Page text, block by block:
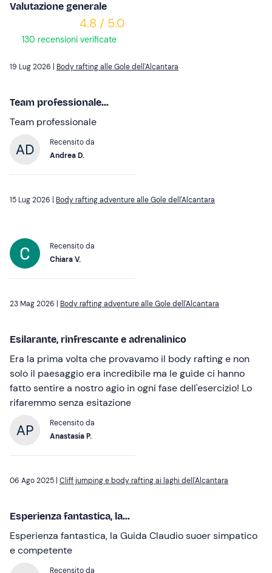
Valutazione generale
4.8 / 5.0
130 recensioni verificate
19 Lug 2026 | Body rafting alle Gole dell'Alcantara
Team professionale...
Team professionale
Recensito da
Andrea D.
15 Lug 2026 | Body rafting adventure alle Gole dell'Alcantara
Recensito da
Chiara V.
23 Mag 2026 | Body rafting adventure alle Gole dell'Alcantara
Esilarante, rinfrescante e adrenalinico
Era la prima volta che provavamo il body rafting e non
solo il paesaggio era incredibile ma le guide ci hanno
fatto sentire a nostro agio in ogni fase dell'esercizio! Lo
rifaremmo senza esitazione
Recensito da
Anastasia P.
06 Ago 2025 | Cliff jumping e body rafting ai laghi dell'Alcantara
Esperienza fantastica, la...
Esperienza fantastica, la Guida Claudio suoer simpatico
e competente
Recensito da